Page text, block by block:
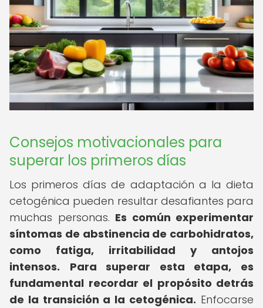
Consejos motivacionales para
superar los primeros días
Los primeros días de adaptación a la dieta
cetogénica pueden resultar desafiantes para
muchas personas. Es común experimentar
síntomas de abstinencia de carbohidratos,
como fatiga, irritabilidad y antojos
intensos.
Para superar esta etapa, es
fundamental recordar el propósito detrás
de la transición a la cetogénica. Enfocarse